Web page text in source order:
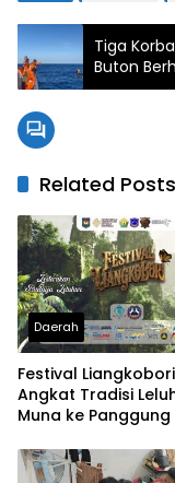
Tiga
Buton
Related Posts
Daerah
Festival
Angkat Tradisi
Muna ke Panggung